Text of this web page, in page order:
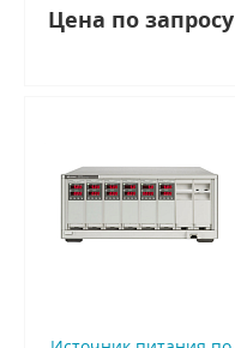
Цена по запросу